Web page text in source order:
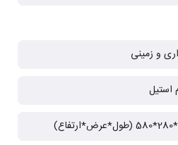
و زمینی
استیل